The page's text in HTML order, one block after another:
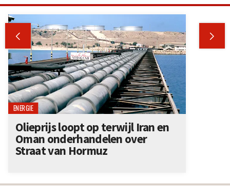
 
ENERGIE
Olieprijs loopt op terwijl Iran en
Oman onderhandelen over
Straat van Hormuz